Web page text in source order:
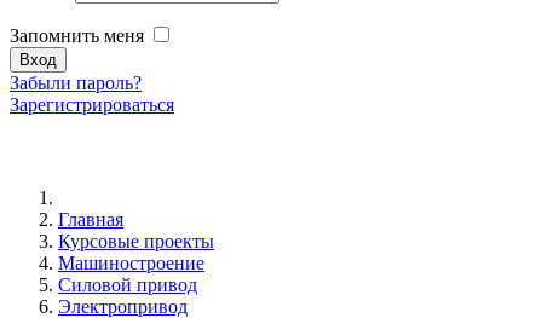
Запомнить меня
Забыли пароль?
Зарегистрироваться
Главная
Курсовые проекты
Машиностроение
Силовой привод
Электропривод